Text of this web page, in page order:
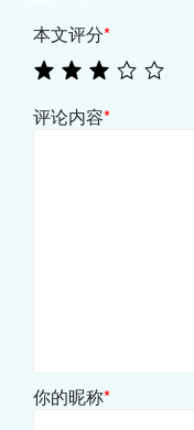
本文评分*
评论内容*
你的昵称*